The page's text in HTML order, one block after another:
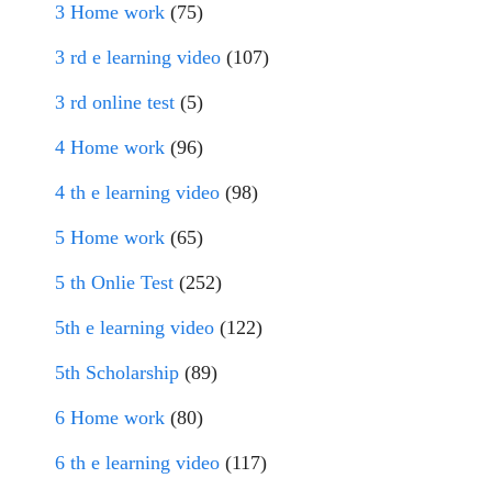
3 Home work (75)
3 rd e learning video (107)
3 rd online test (5)
4 Home work (96)
4 th e learning video (98)
5 Home work (65)
5 th Onlie Test (252)
5th e learning video (122)
5th Scholarship (89)
6 Home work (80)
6 th e learning video (117)